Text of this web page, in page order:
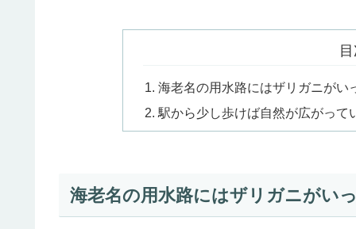
海老名の用水路にはザリガニがい
駅から少し歩けば自然が広がって
海老名の用水路にはザリガニがい